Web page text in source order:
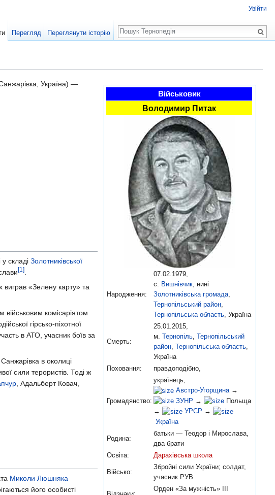
Військовик
Володимир Питак
Народження:
07.02.1979,
с. Вишнівчик, нині
Золотниківська громада,
Тернопільський район,
Тернопільська область, Україна
Смерть:
25.01.2015,
м.
Тернопіль,
Тернопільський
район, Тернопільська область,
Україна
Поховання:
правдоподібно,
Громадянство:
українець,
Австро-Угорщина→
ЗУНР →
Польща
→
УРСР →
Україна
Родина:
батьки — Теодор і Мирослава,
два брати
Освіта:
Дарахівська школа
Військо:
Збройні сили України; солдат,
учасник РУВ
Орден «За мужність» ІІІ
Україна) —
у складі Золотниківської
[1].
виграв «Зелену карту» та
комісаріятом
гірсько-піхотної
в АТО, учасник боїв за
в околиці
сили терористів. Тоді ж
, Адальберт Ковач,
Миколи Люшняка
його особисті
Увійти
Перегляд Переглянути історію
Пошук